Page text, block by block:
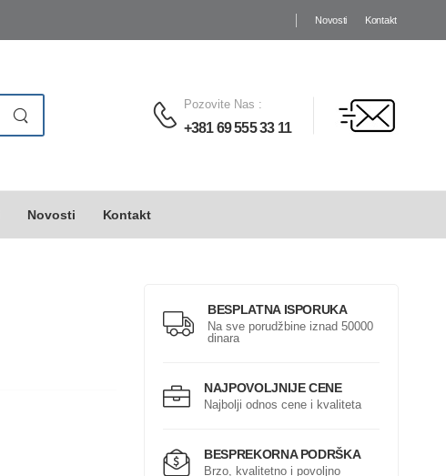
Novosti Kontakt
Pozovite Nas :
+381 69 555 33 11
Novosti Kontakt
BESPLATNA ISPORUKA
Na sve porudžbine iznad 50000
dinara
NAJPOVOLJNIJE CENE
Najbolji odnos cene i kvaliteta
BESPREKORNA PODRŠKA
Brzo, kvalitetno i povoljno